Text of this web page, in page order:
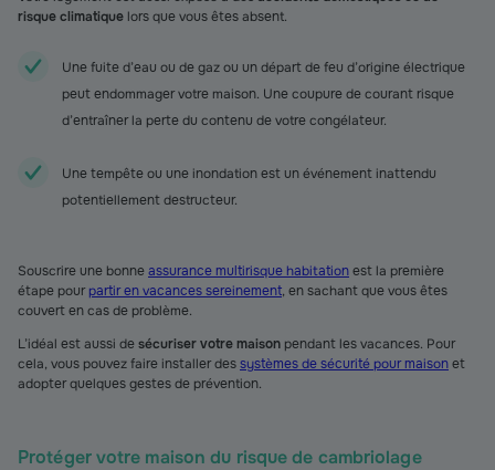
risque climatique lors que vous êtes absent.
Une fuite d’eau ou de gaz ou un départ de feu d’origine électrique
peut endommager votre maison. Une coupure de courant risque
d’entraîner la perte du contenu de votre congélateur.
Une tempête ou une inondation est un événement inattendu
potentiellement destructeur.
Souscrire une bonneassurance multirisque habitationest la première
étape pourpartir en vacances sereinement, en sachant que vous êtes
couvert en cas de problème.
L’idéal est aussi desécuriser votre maison pendant les vacances. Pour
cela, vous pouvez faire installer dessystèmes de sécurité pour maisonet
adopter quelques gestes de prévention.
Protéger votre maison du risque de cambriolage